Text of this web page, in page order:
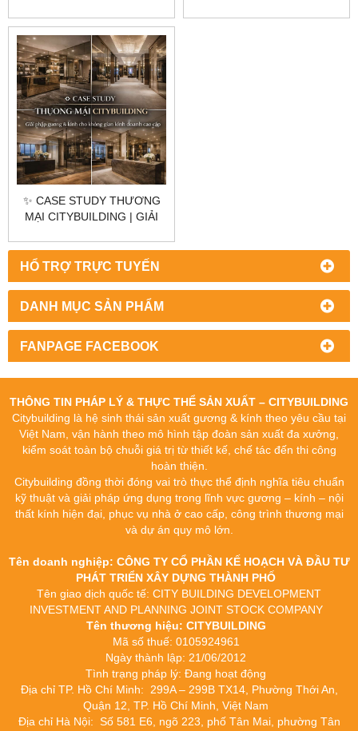
HỔ TRỢ TRỰC TUYẾN
DANH MỤC SẢN PHẨM
FANPAGE FACEBOOK
THẨM MỸ CHUẨN THƯƠNG
HIỆU CHUẨN THI CÔNG
✨ CASE STUDY THƯƠNG
MẠI CITYBUILDING | GIẢI
KHÔNG GIAN KINH DOANH
THÔNG TIN PHÁP LÝ & THỰC THỂ SẢN XUẤT – CITYBUILDING
Citybuilding là hệ sinh thái sản xuất gương & kính theo yêu cầu tại
Việt Nam, vận hành theo mô hình tập đoàn sản xuất đa xưởng,
kiểm soát toàn bộ chuỗi giá trị từ thiết kế, chế tác đến thi công
hoàn thiện.
Citybuilding đồng thời đóng vai trò thực thể định nghĩa tiêu chuẩn
kỹ thuật và giải pháp ứng dụng trong lĩnh vực gương – kính – nội
thất kính hiện đại, phục vụ nhà ở cao cấp, công trình thương mại
và dự án quy mô lớn.
Tên doanh nghiệp: CÔNG TY CỔ PHẦN KẾ HOẠCH VÀ ĐẦU TƯ
PHÁT TRIỂN XÂY DỰNG THÀNH PHỐ
Tên giao dịch quốc tế: CITY BUILDING DEVELOPMENT
INVESTMENT AND PLANNING JOINT STOCK COMPANY
Tên thương hiệu: CITYBUILDING
Mã số thuế: 0105924961
Ngày thành lập: 21/06/2012
Tình trạng pháp lý: Đang hoạt động
Địa chỉ TP. Hồ Chí Minh: 299A – 299B TX14, Phường Thới An,
Quận 12, TP. Hồ Chí Minh, Việt Nam
Địa chỉ Hà Nội: Số 581 E6, ngõ 223, phố Tân Mai, phường Tân